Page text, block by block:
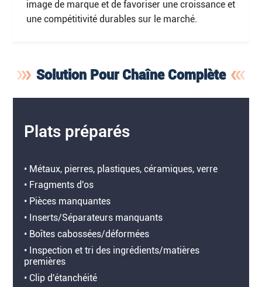
image de marque et de favoriser une croissance et
une compétitivité durables sur le marché.
Solution Pour Chaîne Complète
Plats préparés
• Métaux, pierres, plastiques, céramiques, verre
• Fragments d'os
• Pièces manquantes
• Inserts/Séparateurs manquants
• Boîtes cabossées/déformées
• Inspection et tri des ingrédients/matières
premières
• Clip d'étanchéité